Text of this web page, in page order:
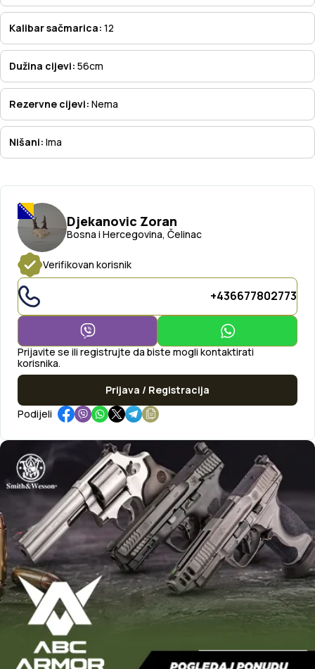
Djekanovic Zoran
Bosna i Hercegovina, Čelinac
Verifikovan korisnik
+436677802773
Prijavite se ili registrujte da biste mogli kontaktirati
korisnika.
Prijava / Registracija
Podijeli
Kalibar sačmarica: 12
Dužina cijevi: 56cm
Rezervne cijevi: Nema
Nišani: Ima